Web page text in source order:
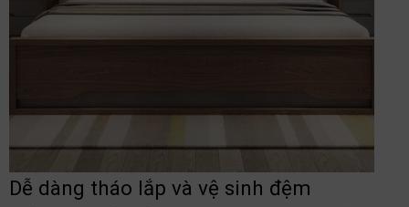
Dễ dàng tháo lắp và vệ sinh đệm